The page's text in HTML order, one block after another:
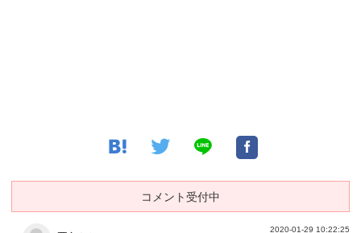
コメント受付中
2020-01-29 10:22:25